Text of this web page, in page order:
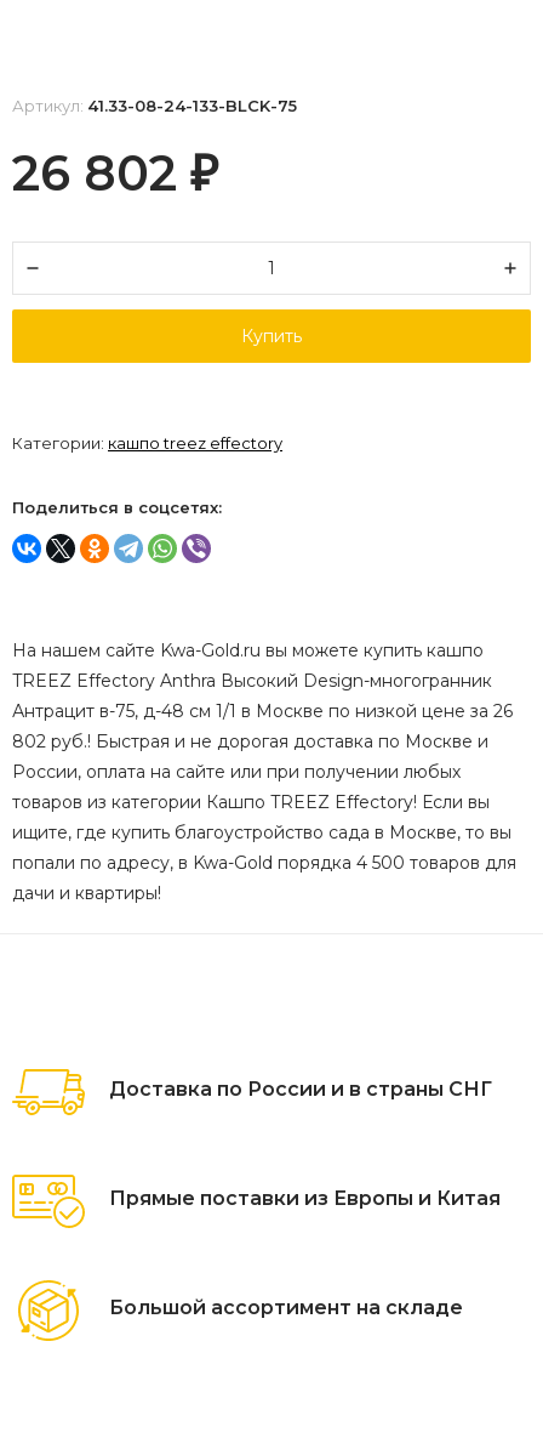
Артикул: 41.33-08-24-133-BLCK-75
26 802 ₽
Купить
Категории: кашпо treez effectory
Поделиться в соцсетях:
На нашем сайте Kwa-Gold.ru вы можете купить кашпо
TREEZ Effectory Anthra Высокий Design-многогранник
Антрацит в-75, д-48 см 1/1 в Москве по низкой цене за 26
802 руб.! Быстрая и не дорогая доставка по Москве и
России, оплата на сайте или при получении любых
товаров из категории Кашпо TREEZ Effectory! Если вы
ищите, где купить благоустройство сада в Москве, то вы
попали по адресу, в Kwa-Gold порядка 4 500 товаров для
дачи и квартиры!
Доставка по России и в страны СНГ
Прямые поставки из Европы и Китая
Большой ассортимент на складе